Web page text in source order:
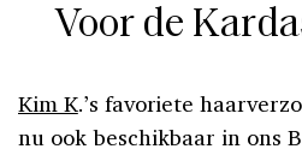
Voor de
Kim K.’s favoriete
nu ook beschikbaar in ons